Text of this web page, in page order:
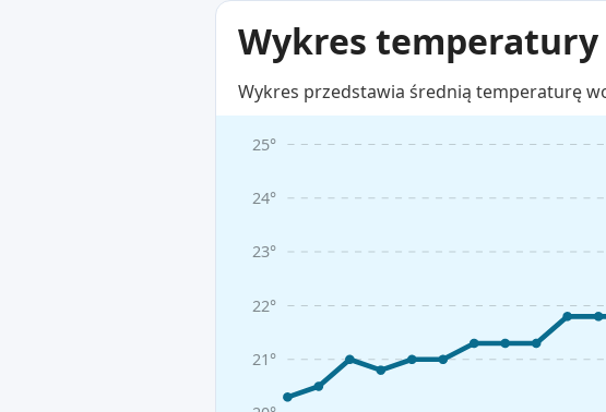
Wykres
Wykres przedstawia średnią temperaturę
21°
22°
23°
24°
25°